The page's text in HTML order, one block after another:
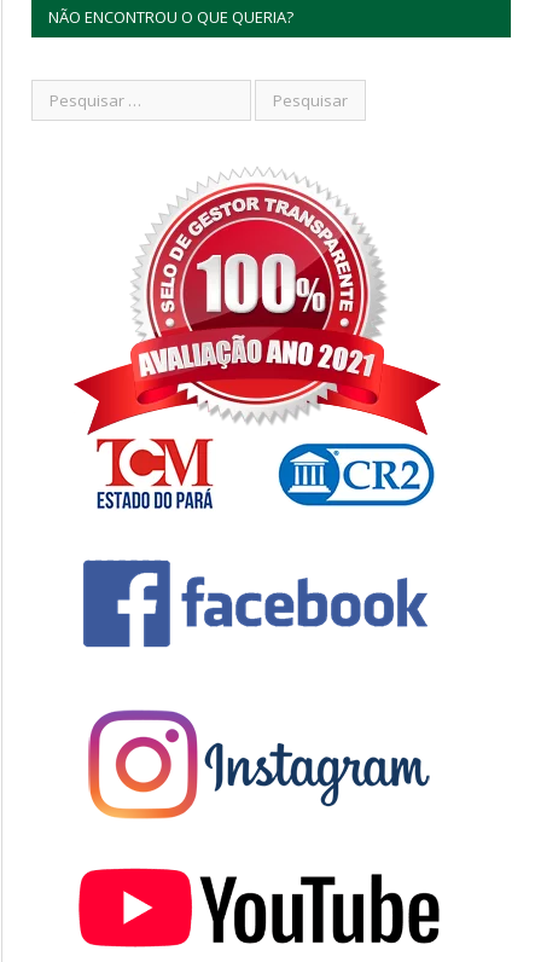
NÃO ENCONTROU O QUE QUERIA?